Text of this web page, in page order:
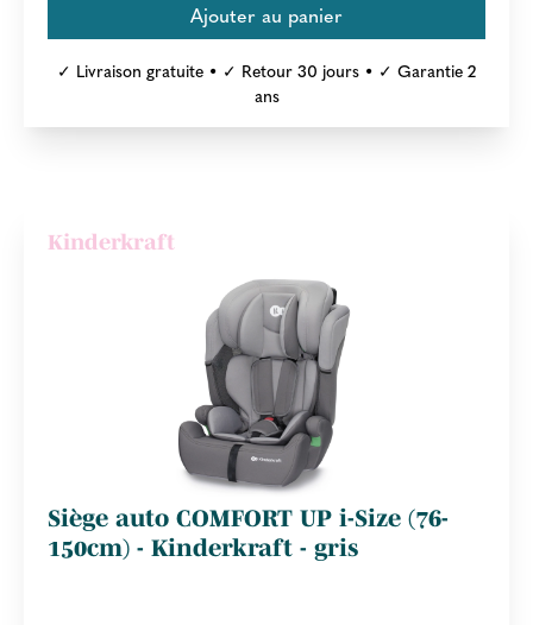
✓ Livraison gratuite • ✓ Retour 30 jours • ✓ Garantie 2
ans
Kinderkraft
Siège auto COMFORT UP i-Size (76-
150cm) - Kinderkraft - gris